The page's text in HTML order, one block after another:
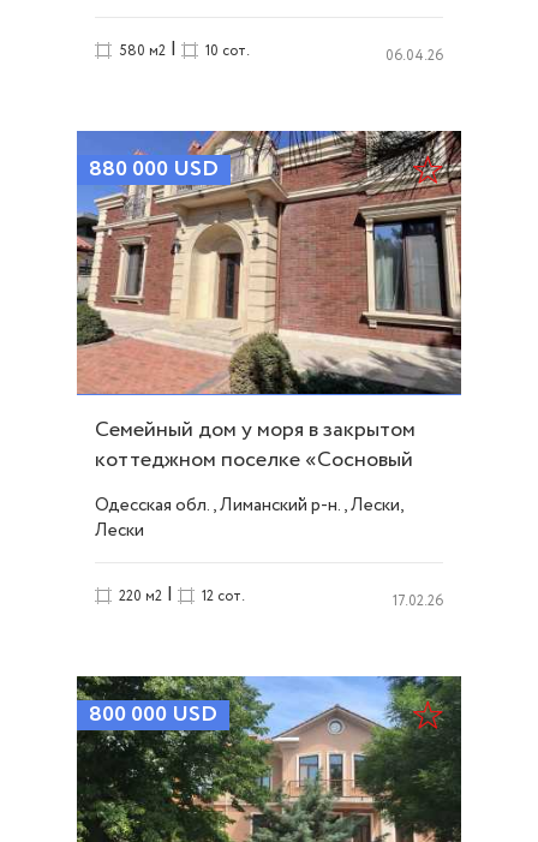
580 м2 | 10 сот. 06.04.26
880 000 USD
Семейный дом у моря в закрытом
коттеджном поселке «Сосновый
Берег ID 53431
Одесская обл., Лиманский р-н., Лески,
Лески
220 м2 | 12 сот. 17.02.26
800 000 USD